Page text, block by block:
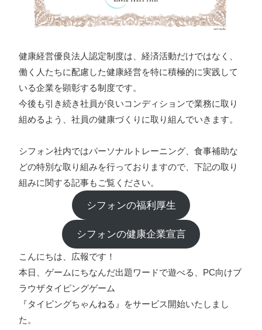
健康経営優良法人認定制度は、経済活動だけではなく、
働く人たちに配慮した健康経営を特に積極的に実践して
いる企業を顕彰する制度です。
今後も引き続き社員が良いコンディションで業務に取り
組めるよう、社員の健康づくりに取り組んでいきます。
シフォン社内ではパーソナルトレーニング、食事補助な
どの特別な取り組みを行っておりますので、下記の取り
組みに関する記事もご覧ください。
シフォンの福利厚生
シフォンの健康企業宣言
こんにちは、広報です！
本日、ゲームにちなんだ出題ワードで遊べる、PC向けブ
ラウザタイピングゲーム
『タイピングちゃんねる』をサービス開始いたしまし
た。